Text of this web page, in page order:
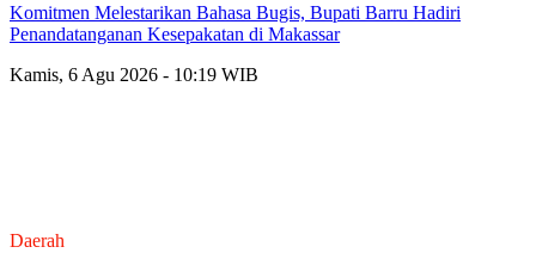
Komitmen Melestarikan Bahasa Bugis, Bupati Barru Hadiri
Penandatanganan Kesepakatan di Makassar
Kamis, 6 Agu 2026 - 10:19 WIB
Daerah